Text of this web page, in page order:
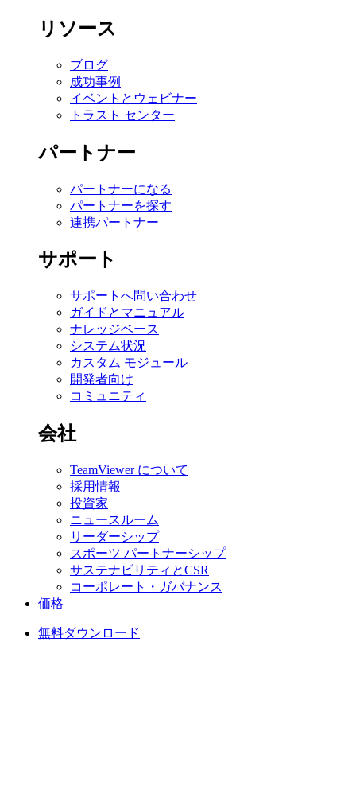
リソース
ブログ
成功事例
イベントとウェビナー
トラスト センター
パートナー
パートナーになる
パートナーを探す
連携パートナー
サポート
サポートへ問い合わせ
ガイドとマニュアル
ナレッジベース
システム状況
カスタム モジュール
開発者向け
コミュニティ
会社
TeamViewer について
採用情報
投資家
ニュースルーム
リーダーシップ
スポーツ パートナーシップ
サステナビリティとCSR
コーポレート・ガバナンス
価格
無料ダウンロード